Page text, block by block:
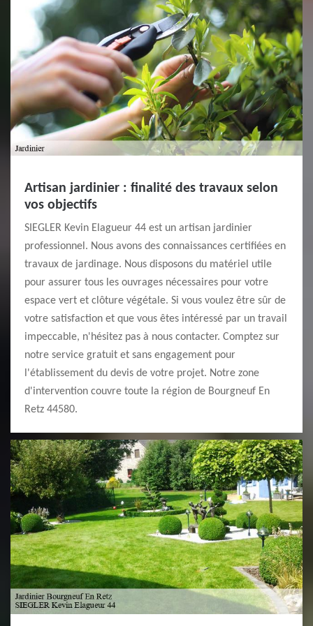
Artisan jardinier : finalité des travaux selon
vos objectifs
SIEGLER Kevin Elagueur 44 est un artisan jardinier
professionnel. Nous avons des connaissances certifiées en
travaux de jardinage. Nous disposons du matériel utile
pour assurer tous les ouvrages nécessaires pour votre
espace vert et clôture végétale. Si vous voulez être sûr de
votre satisfaction et que vous êtes intéressé par un travail
impeccable, n'hésitez pas à nous contacter. Comptez sur
notre service gratuit et sans engagement pour
l'établissement du devis de votre projet. Notre zone
d'intervention couvre toute la région de Bourgneuf En
Retz 44580.